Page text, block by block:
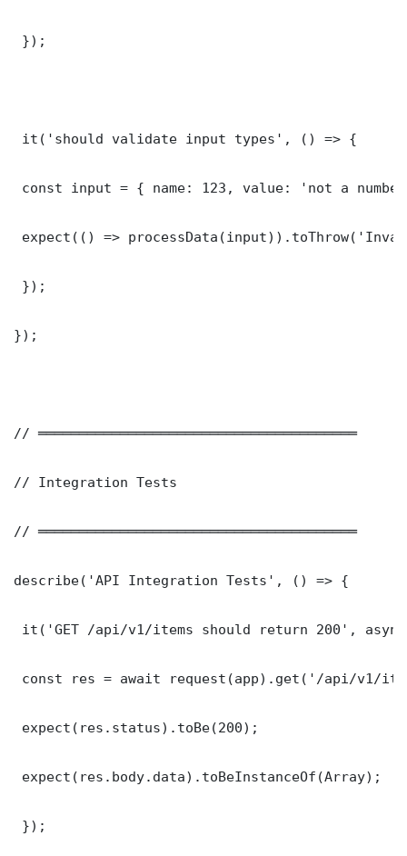
});
it('should validate input types', () => {
const input = { name: 123, value: 'not a
expect(() =>
});
});
// ═══════════════════════════════════════
// Integration Tests
// ═══════════════════════════════════════
describe('API Integration Tests', () => {
it('GET /api/v1/items should return 200',
const res = await request(app).get('/api/v1/
expect(res.status).toBe(200);
expect(res.body.data).toBeInstanceOf(Array);
});